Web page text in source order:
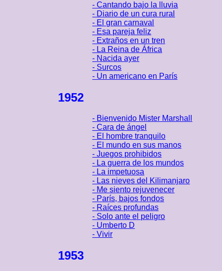
- Cantando bajo la lluvia
- Diario de un cura rural
- El gran carnaval
- Esa pareja feliz
- Extraños en un tren
- La Reina de África
- Nacida ayer
- Surcos
- Un americano en París
1952
- Bienvenido Mister Marshall
- Cara de ángel
- El hombre tranquilo
- El mundo en sus manos
- Juegos prohibidos
- La guerra de los mundos
- La impetuosa
- Las nieves del Kilimanjaro
- Me siento rejuvenecer
- París, bajos fondos
- Raíces profundas
- Solo ante el peligro
- Umberto D
- Vivir
1953